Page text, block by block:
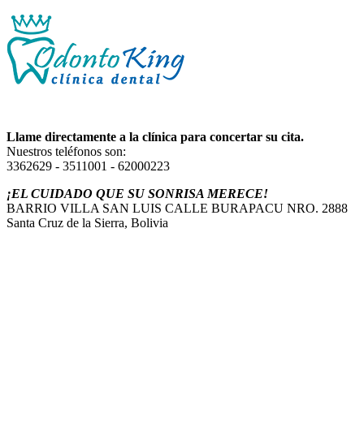
Llame directamente a la clínica para concertar su cita.
Nuestros teléfonos son:
3362629 - 3511001 - 62000223
¡EL CUIDADO QUE SU SONRISA MERECE!
BARRIO VILLA SAN LUIS CALLE BURAPACU NRO. 2888
Santa Cruz de la Sierra, Bolivia